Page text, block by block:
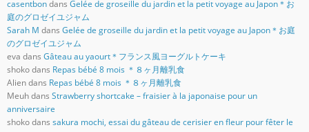
casentbondans Gelée de groseille du jardin et la petit voyage au Japon＊お
庭のグロゼイユジャム
Sarah M dans Gelée de groseille du jardin et la petit voyage au Japon＊お庭
のグロゼイユジャム
eva dans Gâteau au yaourt＊フランス風ヨーグルトケーキ
shokodans Repas bébé 8 mois ＊８ヶ月離乳食
Aliendans Repas bébé 8 mois ＊８ヶ月離乳食
Meuhdans Strawberry shortcake – fraisier à la japonaise pour un
anniversaire
shokodans sakura mochi, essai du gâteau de cerisier en fleur pour fêter le